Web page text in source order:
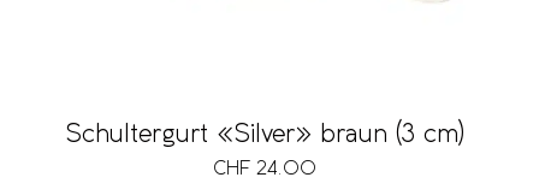
Schultergurt «Silver» braun (3 cm)
CHF 24.00